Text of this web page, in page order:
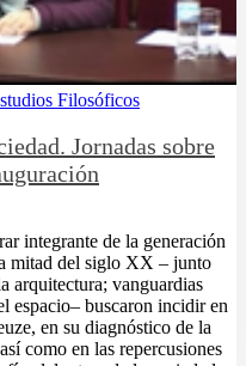
Filosóficos
Jornadas sobre
integrante de la generación
mitad del siglo XX – junto
arquitectura; vanguardias
espacio– buscaron incidir en
en su diagnóstico de la
como en las repercusiones